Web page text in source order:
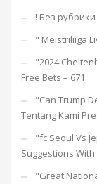
! Без рубрики
"️ Meistriliiga
"2024
Free Bets – 671
"Can Trump
Tentang Kami
"fc Seoul Vs
Suggestions With
"Great